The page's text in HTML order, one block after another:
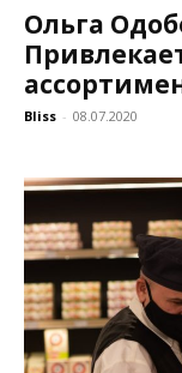
Ольга
Bliss - 08.07.2020